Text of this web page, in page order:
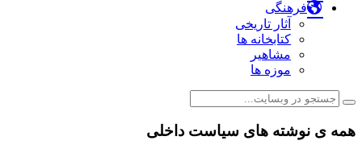
فرهنگی
آثار تاریخی
کتابخانه ها
مشاهیر
موزه ها
همه ی نوشته های سیاست داخلی